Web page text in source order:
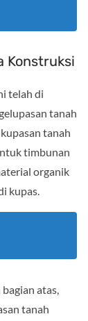
Konstruksi
telah di
tanah
tanah
timbunan
organik
kupas.
atas,
tanah